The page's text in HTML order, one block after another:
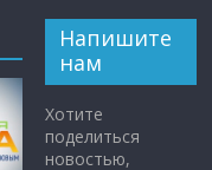
Напишите
нам
Хотите
поделиться
новостью,